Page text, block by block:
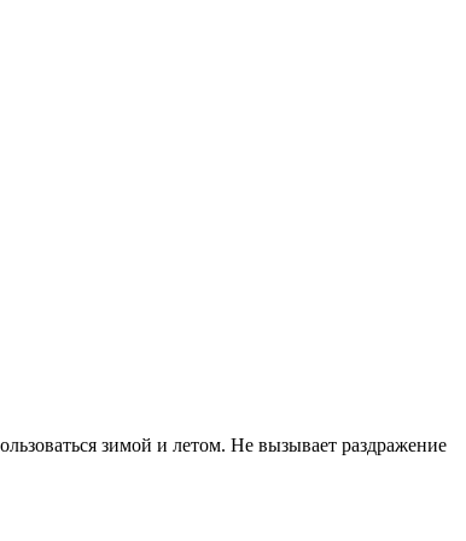
зимой и летом. Не вызывает раздражение